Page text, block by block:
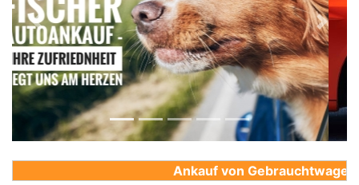
Previous Next
Ankauf von Gebrauchtwagen,